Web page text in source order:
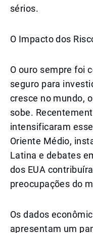
sérios.
O Impacto dos
O ouro sempre foi
seguro para
cresce no mundo,
sobe.
intensificaram
Oriente Médio,
Latina e debates
dos EUA
preocupações do
Os dados
apresentam um